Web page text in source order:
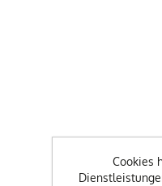
Cookies